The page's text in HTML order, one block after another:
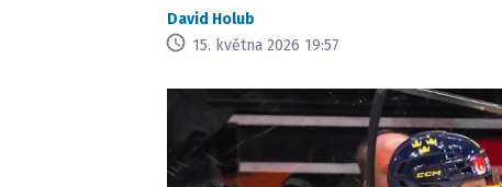
David Holub
15. května 2026 19:57